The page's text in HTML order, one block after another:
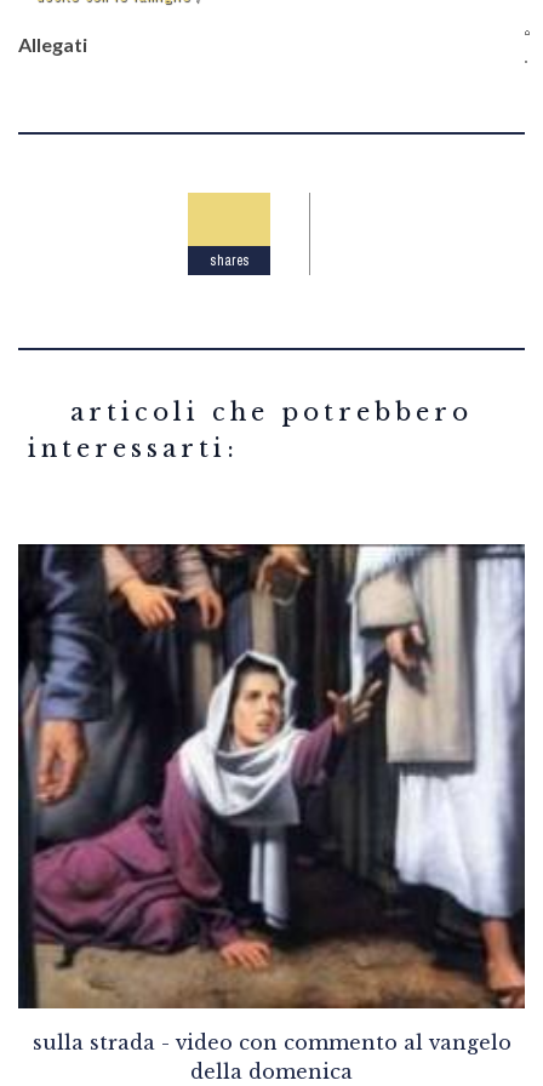
Allegati
shares
sulla strada - video con commento al vangelo
della domenica